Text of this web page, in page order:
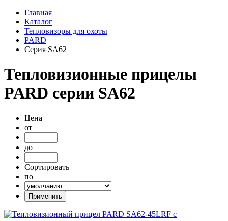
Главная
Каталог
Тепловизоры для охоты
PARD
Серия SA62
Тепловизионные прицелы
PARD серии SA62
Цена
от
до
Сортировать
по